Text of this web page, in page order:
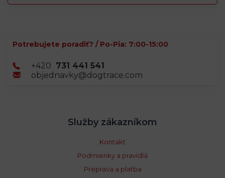
Potrebujete poradiť? / Po-Pia: 7:00-15:00
+420 731 441 541
objednavky@dogtrace.com
Služby zákazníkom
Kontakt
Podmienky a pravidlá
Preprava a platba